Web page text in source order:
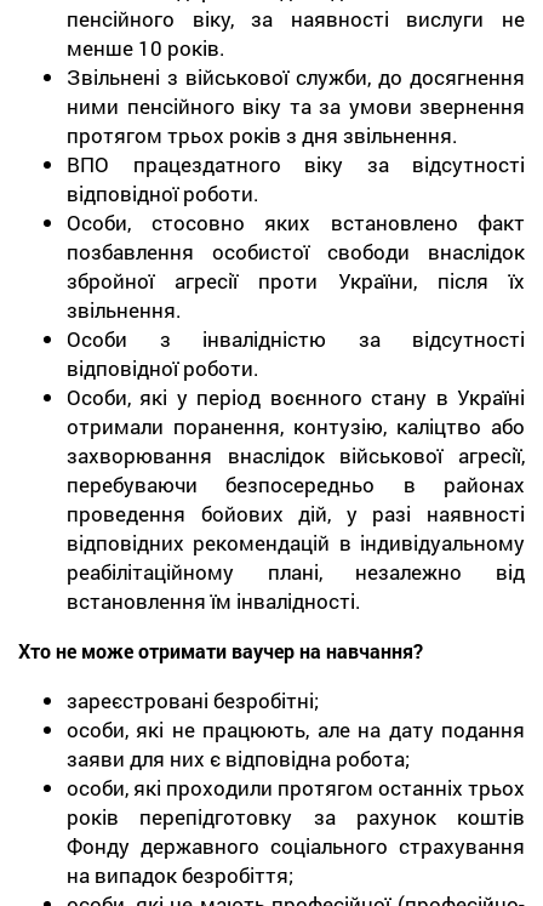
пенсійного віку, за наявності вислуги не
менше 10 років.
Звільнені з військової служби, до досягнення
ними пенсійного віку та за умови звернення
протягом трьох років з дня звільнення.
ВПО працездатного віку за відсутності
відповідної роботи.
Особи, стосовно яких встановлено факт
позбавлення особистої свободи внаслідок
збройної агресії проти України, після їх
звільнення.
Особи з інвалідністю за відсутності
відповідної роботи.
Особи, які у період воєнного стану в Україні
отримали поранення, контузію, каліцтво або
захворювання внаслідок військової агресії,
перебуваючи безпосередньо в районах
проведення бойових дій, у разі наявності
відповідних рекомендацій в індивідуальному
реабілітаційному плані, незалежно від
встановлення їм інвалідності.
Хто не може отримати ваучер на навчання?
зареєстровані безробітні;
особи, які не працюють, але на дату подання
заяви для них є відповідна робота;
особи, які проходили протягом останніх трьох
років перепідготовку за рахунок коштів
Фонду державного соціального страхування
на випадок безробіття;